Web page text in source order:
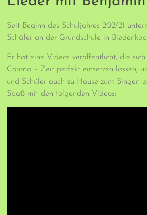
Seit Beginn des Schuljahres 202/21
Schäfer an der Grundschule in
Er hat eine Videos veröffentlicht, die
Corona – Zeit perfekt einsetzen lassen,
und Schüler auch zu Hause zum Singen
Spaß mit den folgenden Videos: